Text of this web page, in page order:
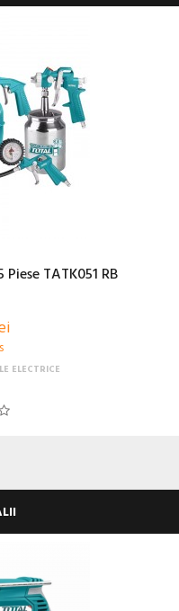
TATK051 RB
ELECTRICE